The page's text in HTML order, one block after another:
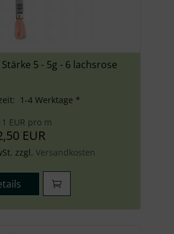
5 - 5g - 6 lachsrose
1-4 Werktage *
EUR pro m
EUR
zzgl. Versandkosten